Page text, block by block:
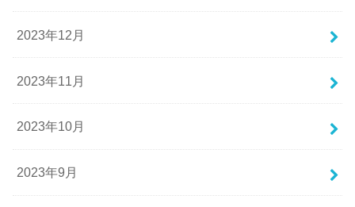
2023年12月
2023年11月
2023年10月
2023年9月